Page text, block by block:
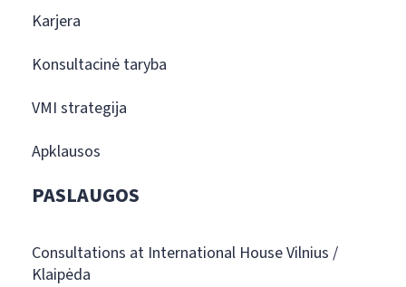
Karjera
Konsultacinė taryba
VMI strategija
Apklausos
PASLAUGOS
Consultations at International House Vilnius /
Klaipėda